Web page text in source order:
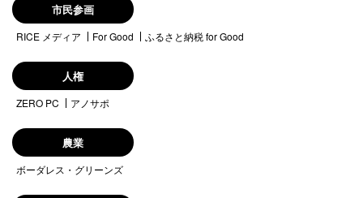
市民参画
RICE メディア For Good ふるさと納税 for Good
人権
ZERO PC アノサポ
農業
ボーダレス・グリーンズ